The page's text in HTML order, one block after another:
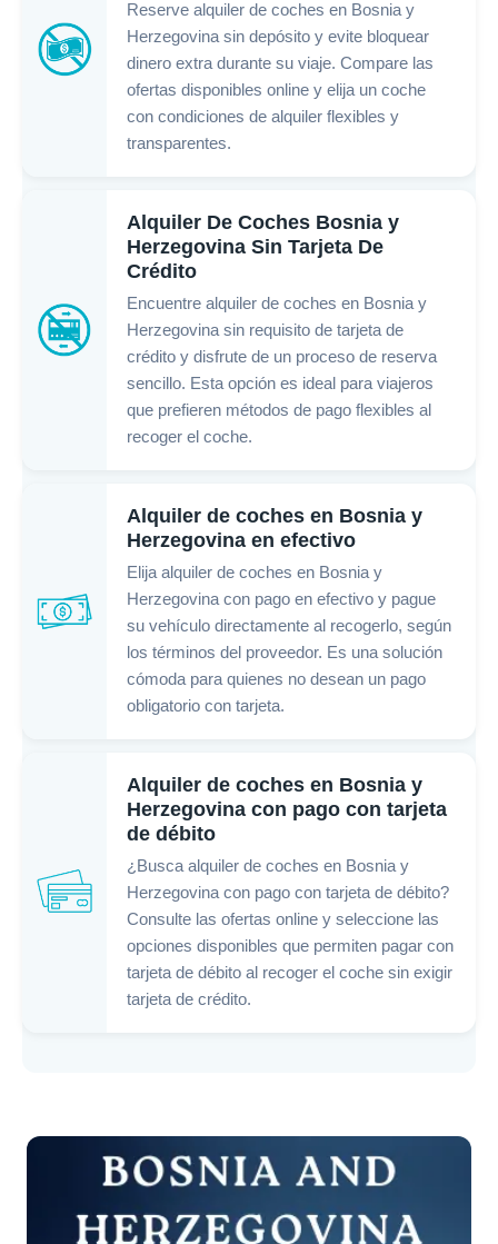
Reserve alquiler de coches en Bosnia y
Herzegovina sin depósito y evite bloquear
dinero extra durante su viaje. Compare las
ofertas disponibles online y elija un coche
con condiciones de alquiler flexibles y
transparentes.
Alquiler De Coches Bosnia y
Herzegovina Sin Tarjeta De
Crédito
Encuentre alquiler de coches en Bosnia y
Herzegovina sin requisito de tarjeta de
crédito y disfrute de un proceso de reserva
sencillo. Esta opción es ideal para viajeros
que prefieren métodos de pago flexibles al
recoger el coche.
Alquiler de coches en Bosnia y
Herzegovina en efectivo
Elija alquiler de coches en Bosnia y
Herzegovina con pago en efectivo y pague
su vehículo directamente al recogerlo, según
los términos del proveedor. Es una solución
cómoda para quienes no desean un pago
obligatorio con tarjeta.
Alquiler de coches en Bosnia y
Herzegovina con pago con tarjeta
de débito
¿Busca alquiler de coches en Bosnia y
Herzegovina con pago con tarjeta de débito?
Consulte las ofertas online y seleccione las
opciones disponibles que permiten pagar con
tarjeta de débito al recoger el coche sin exigir
tarjeta de crédito.